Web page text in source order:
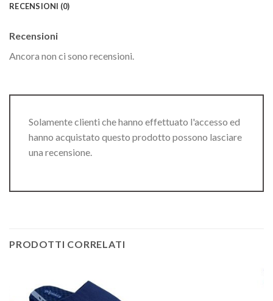
RECENSIONI (0)
Recensioni
Ancora non ci sono recensioni.
Solamente clienti che hanno effettuato l'accesso ed
hanno acquistato questo prodotto possono lasciare
una recensione.
PRODOTTI CORRELATI